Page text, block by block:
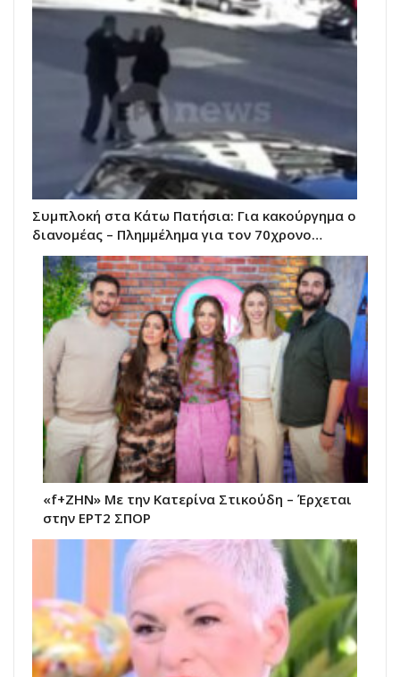
Συμπλοκή στα Κάτω Πατήσια: Για κακούργημα ο
διανομέας – Πλημμέλημα για τον 70χρονο…
«f+ΖΗΝ» Με την Κατερίνα Στικούδη – Έρχεται
στην ΕΡΤ2 ΣΠΟΡ